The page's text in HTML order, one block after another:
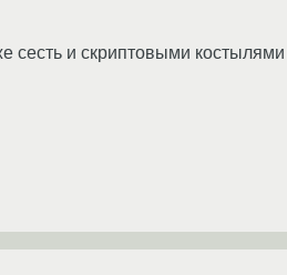
сесть и скриптовыми костылями